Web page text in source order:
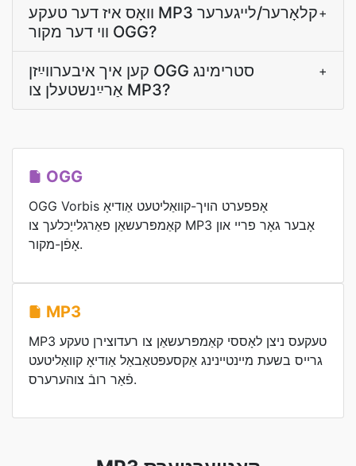
װאָס איז דער טעקע MP3 קלאָרער/לײגערער
װי דער מקור OGG?
+
קען איך איבערװײַזן OGG סטרימינג
אַרײַנשטעלן צו MP3?
+
OGG
OGG Vorbis אָפפערט הויך-קוואַליטעט אַודיאָ
קאַמפּרעשאַן פאַרגלייַכלעך צו MP3 אָבער גאָר פריי און
אָפֿן-מקור.
MP3
MP3 טעקעס ניצן לאָססי קאַמפּרעשאַן צו רעדוצירן טעקע
גרייס בשעת מיינטיינינג אַקסעפּטאַבאַל אַודיאָ קוואַליטעט
פֿאַר רובֿ צוהערערס.